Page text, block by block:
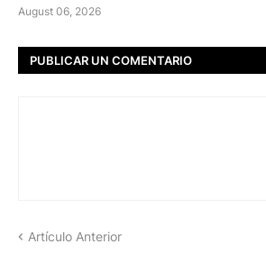
August 06, 2026
PUBLICAR UN COMENTARIO
Artículo Anterior